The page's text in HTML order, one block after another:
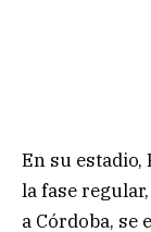
En su estadio,
la fase
a Córdoba,